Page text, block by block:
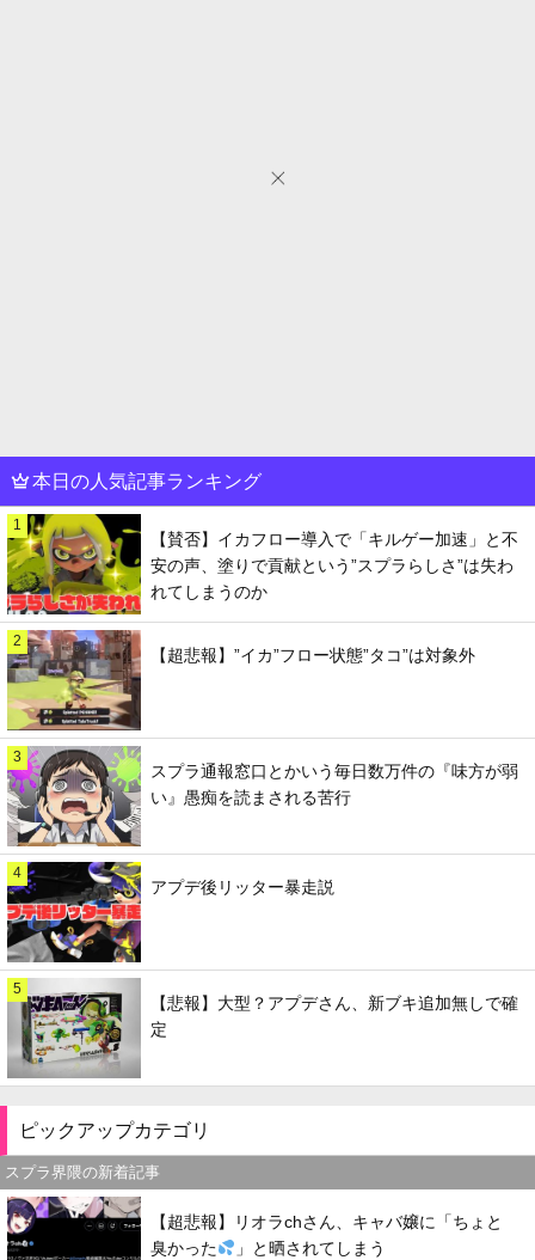
本日の人気記事ランキング
1
【賛否】イカフロー導入で「キルゲー加速」と不
安の声、塗りで貢献という”スプラらしさ”は失わ
れてしまうのか
2
【超悲報】”イカ”フロー状態”タコ”は対象外
3
スプラ通報窓口とかいう毎日数万件の『味方が弱
い』愚痴を読まされる苦行
4
アプデ後リッター暴走説
5
【悲報】大型？アプデさん、新ブキ追加無しで確
定
ピックアップカテゴリ
スプラ界隈の新着記事
【超悲報】リオラchさん、キャバ嬢に「ちょと
臭かった
」と晒されてしまう